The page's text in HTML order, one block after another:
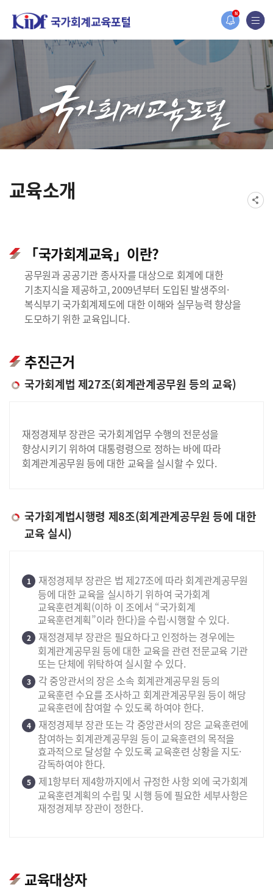
N
홈페이지가 새롭게 개편되었습니다.
한국조세재정연구원홈페이지가 새롭게 개설되었습니다.
교육소개
「국가회계교육」이란?
공무원과 공공기관 종사자를 대상으로 회계에 대한
기초지식을 제공하고, 2009년부터 도입된 발생주의·
복식부기 국가회계제도에 대한 이해와 실무능력 향상을
도모하기 위한 교육입니다.
추진근거
국가회계법 제27조(회계관계공무원 등의 교육)
재정경제부 장관은 국가회계업무 수행의 전문성을
향상시키기 위하여 대통령령으로 정하는 바에 따라
회계관계공무원 등에 대한 교육을 실시할 수 있다.
국가회계법시행령 제8조(회계관계공무원 등에 대한
교육 실시)
1
재정경제부 장관은 법 제27조에 따라 회계관계공무원
등에 대한 교육을 실시하기 위하여 국가회계
교육훈련계획(이하 이 조에서 “국가회계
교육훈련계획”이라 한다)을 수립·시행할 수 있다.
2
재정경제부 장관은 필요하다고 인정하는 경우에는
회계관계공무원 등에 대한 교육을 관련 전문교육 기관
또는 단체에 위탁하여 실시할 수 있다.
3
각 중앙관서의 장은 소속 회계관계공무원 등의
교육훈련 수요를 조사하고 회계관계공무원 등이 해당
교육훈련에 참여할 수 있도록 하여야 한다.
4
재정경제부 장관 또는 각 중앙관서의 장은 교육훈련에
참여하는 회계관계공무원 등이 교육훈련의 목적을
효과적으로 달성할 수 있도록 교육훈련 상황을 지도·
감독하여야 한다.
5
제1항부터 제4항까지에서 규정한 사항 외에 국가회계
교육훈련계획의 수립 및 시행 등에 필요한 세부사항은
재정경제부 장관이 정한다.
교육대상자